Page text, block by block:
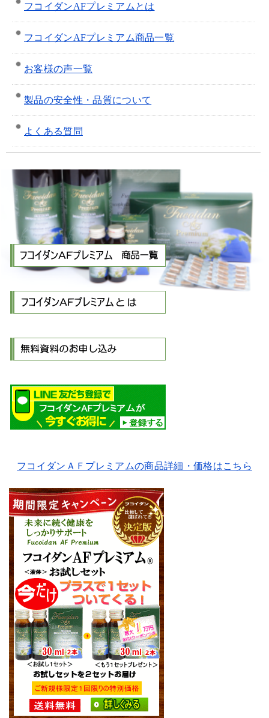
フコイダンAFプレミアムとは
フコイダンAFプレミアム商品一覧
お客様の声一覧
製品の安全性・品質について
よくある質問
フコイダンＡＦプレミアムの商品詳細・価格はこちら